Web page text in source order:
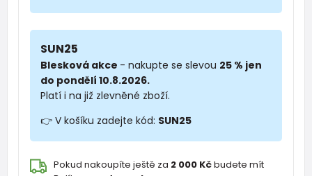
SUN25
Blesková akce - nakupte se slevou 25 % jen
do pondělí 10.8.2026.
Platí i na již zlevněné zboží.
👉 V košíku zadejte kód: SUN25
Pokud nakoupíte ještě za 2 000 Kčbudete mít